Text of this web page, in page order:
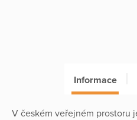
Informace
V českém veřejném prostoru